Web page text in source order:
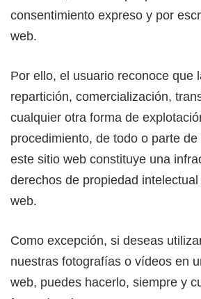
consentimiento expreso y por
web.
Por ello, el usuario reconoce que
repartición, comercialización,
cualquier otra forma de
procedimiento, de todo o parte
este sitio web constituye una
derechos de propiedad
web.
Como excepción, si deseas
nuestras fotografías o vídeos en
web, puedes hacerlo, siempre y